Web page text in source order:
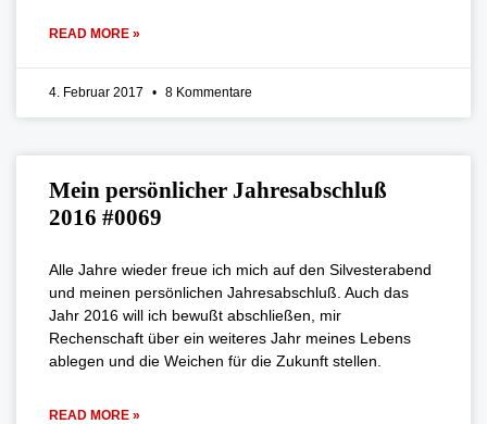
READ MORE »
4. Februar 2017 8 Kommentare
Mein persönlicher Jahresabschluß
2016 #0069
Alle Jahre wieder freue ich mich auf den Silvesterabend
und meinen persönlichen Jahresabschluß. Auch das
Jahr 2016 will ich bewußt abschließen, mir
Rechenschaft über ein weiteres Jahr meines Lebens
ablegen und die Weichen für die Zukunft stellen.
READ MORE »